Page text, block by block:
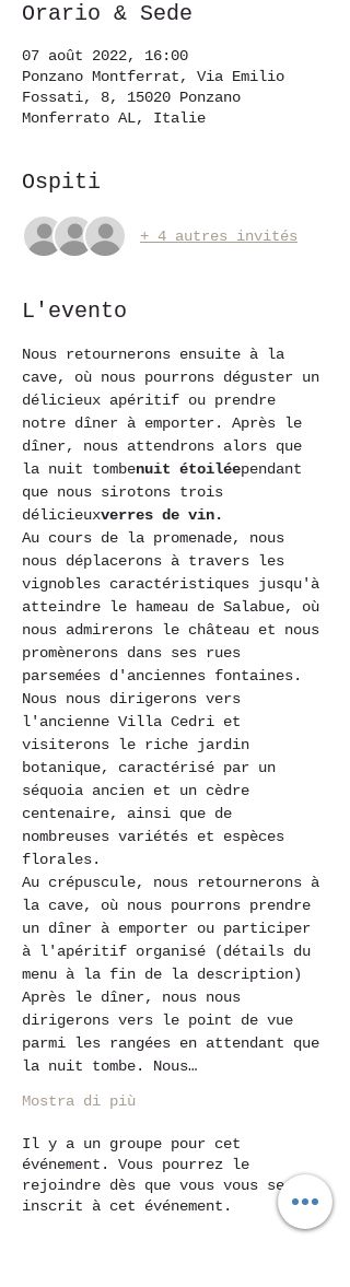
Orario & Sede
07 août 2022, 16:00
Ponzano Montferrat, Via Emilio
Fossati, 8, 15020 Ponzano
Monferrato AL, Italie
Ospiti
+ 4 autres invités
L'evento
Nous retournerons ensuite à la
cave, où nous pourrons déguster un
délicieux apéritif ou prendre
notre dîner à emporter. Après le
dîner, nous attendrons alors que
la nuit tombenuit étoiléependant
que nous sirotons trois
délicieuxverres de vin.
Au cours de la promenade, nous
nous déplacerons à travers les
vignobles caractéristiques jusqu'à
atteindre le hameau de Salabue, où
nous admirerons le château et nous
promènerons dans ses rues
parsemées d'anciennes fontaines.
Nous nous dirigerons vers
l'ancienne Villa Cedri et
visiterons le riche jardin
botanique, caractérisé par un
séquoia ancien et un cèdre
centenaire, ainsi que de
nombreuses variétés et espèces
florales.
Au crépuscule, nous retournerons à
la cave, où nous pourrons prendre
un dîner à emporter ou participer
à l'apéritif organisé (détails du
menu à la fin de la description)
Après le dîner, nous nous
dirigerons vers le point de vue
parmi les rangées en attendant que
la nuit tombe. Nous…
Mostra di più
Il y a un groupe pour cet
événement. Vous pourrez le
rejoindre dès que vous vous serez
inscrit à cet événement.